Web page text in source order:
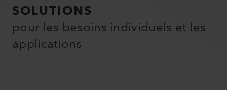
SOLUTIONS
pour les besoins individuels et les
applications